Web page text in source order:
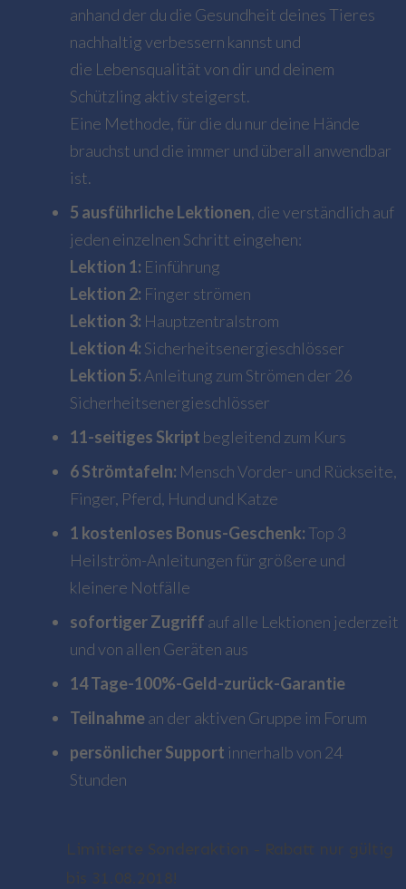
anhand der du die Gesundheit deines Tieres
nachhaltig verbessern kannst und
die Lebensqualität von dir und deinem
Schützling aktiv steigerst.
Eine Methode, für die du nur deine Hände
brauchst und die immer und überall anwendbar
ist.
5 ausführliche Lektionen, die verständlich auf
jeden einzelnen Schritt eingehen:
Lektion 1: Einführung
Lektion 2: Finger strömen
Lektion 3: Hauptzentralstrom
Lektion 4: Sicherheitsenergieschlösser
Lektion 5: Anleitung zum Strömen der 26
Sicherheitsenergieschlösser
11-seitiges Skript begleitend zum Kurs
6 Strömtafeln: Mensch Vorder- und Rückseite,
Finger, Pferd, Hund und Katze
1 kostenloses Bonus-Geschenk: Top 3
Heilström-Anleitungen für größere und
kleinere Notfälle
sofortiger Zugriff auf alle Lektionen jederzeit
und von allen Geräten aus
14 Tage-100%-Geld-zurück-Garantie
Teilnahmean der aktiven Gruppe im Forum
persönlicher Support innerhalb von 24
Stunden
Limitierte Sonderaktion - Rabatt nur gültig
bis 31.08.2018!